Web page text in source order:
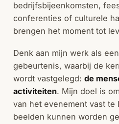
bedrijfsbijeenkomsten,
conferenties of culturele
brengen het moment tot
Denk aan mijn werk als
gebeurtenis, waarbij de
wordt vastgelegd: de
activiteiten. Mijn doel is
van het evenement vast te
beelden kunnen worden